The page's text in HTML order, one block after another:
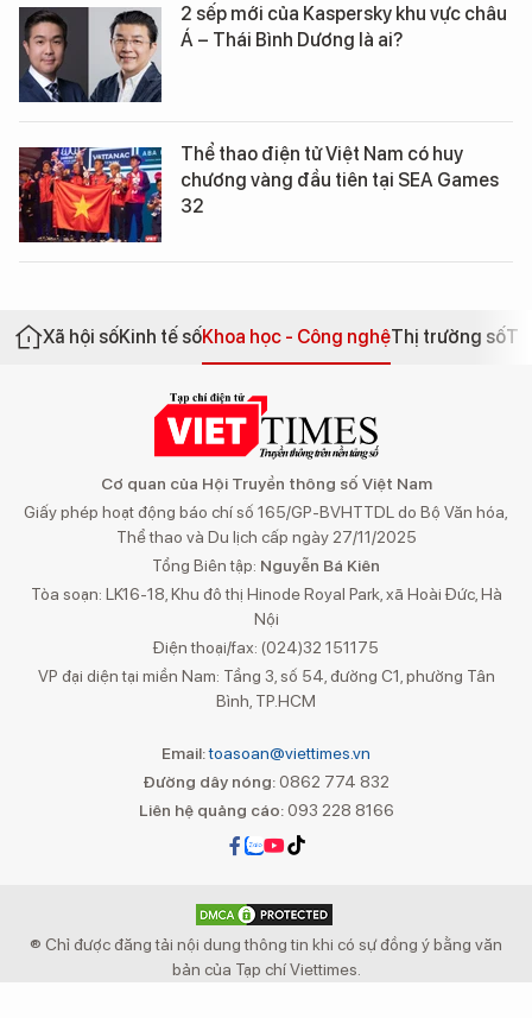
2 sếp mới của Kaspersky khu vực châu
Á – Thái Bình Dương là ai?
Thể thao điện tử Việt Nam có huy
chương vàng đầu tiên tại SEA Games
32
Xã hội sốKinh tế sốKhoa học - Công nghệThị trường số
Cơ quan của Hội Truyền thông số Việt Nam
Giấy phép hoạt động báo chí số 165/GP-BVHTTDL do Bộ Văn hóa,
Thể thao và Du lịch cấp ngày 27/11/2025
Tổng Biên tập: Nguyễn Bá Kiên
Tòa soạn: LK16-18, Khu đô thị Hinode Royal Park, xã Hoài Đức, Hà
Nội
Điện thoại/fax: (024)32 151175
VP đại diện tại miền Nam: Tầng 3, số 54, đường C1, phường Tân
Bình, TP.HCM
Email:toasoan@viettimes.vn
Đường dây nóng: 0862 774 832
Liên hệ quảng cáo:093 228 8166
® Chỉ được đăng tải nội dung thông tin khi có sự đồng ý bằng văn
bản của Tạp chí Viettimes.